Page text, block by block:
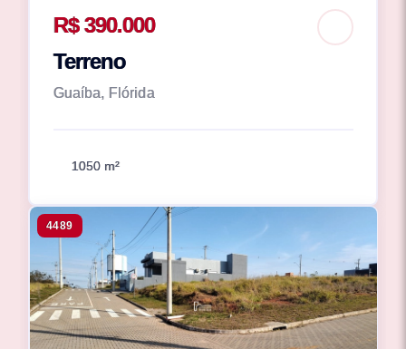
R$ 390.000
Terreno
Guaíba, Flórida
1050 m²
4489